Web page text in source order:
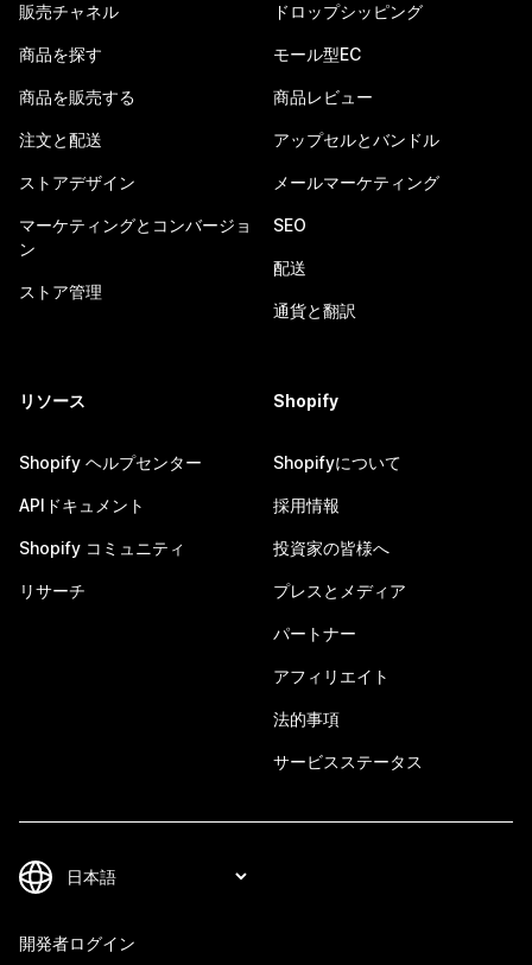
販売チャネル
商品を探す
商品を販売する
注文と配送
ストアデザイン
マーケティングとコンバージョ
ン
ストア管理
ドロップシッピング
モール型EC
商品レビュー
アップセルとバンドル
メールマーケティング
SEO
配送
通貨と翻訳
リソース
Shopify ヘルプセンター
APIドキュメント
Shopify コミュニティ
リサーチ
Shopify
Shopifyについて
採用情報
投資家の皆様へ
プレスとメディア
パートナー
アフィリエイト
法的事項
サービスステータス
開発者ログイン